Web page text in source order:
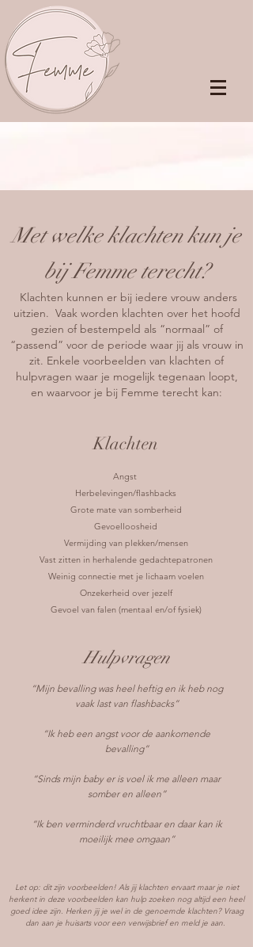
Met welke klachten kun je
bij Femme terecht?
Klachten kunnen er bij iedere vrouw anders
uitzien. Vaak worden klachten over het hoofd
gezien of bestempeld als “normaal” of
“passend” voor de periode waar jij als vrouw in
zit. Enkele voorbeelden van klachten of
hulpvragen waar je mogelijk tegenaan loopt,
en waarvoor je bij Femme terecht kan:
Klachten
Angst
Herbelevingen/flashbacks
Grote mate van somberheid
Gevoelloosheid
Vermijding van plekken/mensen
Vast zitten in herhalende gedachtepatronen
Weinig connectie met je lichaam voelen
Onzekerheid over jezelf
Gevoel van falen (mentaal en/of fysiek)
Hulpvragen
“Mijn bevalling was heel heftig en ik heb nog
vaak last van flashbacks”
“Ik heb een angst voor de aankomende
bevalling”
“Sinds mijn baby er is voel ik me alleen maar
somber en alleen”
“Ik ben verminderd vruchtbaar en daar kan ik
moeilijk mee omgaan”
Let op: dit zijn voorbeelden! Als jij klachten ervaart maar je niet
herkent in deze voorbeelden kan hulp zoeken nog altijd een heel
goed idee zijn. Herken jij je wel in de genoemde klachten? Vraag
dan aan je huisarts voor een verwijsbrief en meld je aan.